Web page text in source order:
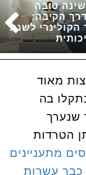
טובה
הקיבה:
הקולינרי לשנת
מאוד
בה
שנערך
הטרדות
מתעניינים
עשרות